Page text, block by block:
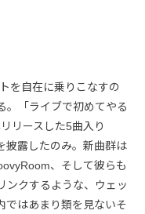
を自在に乗りこなすの
。「ライブで初めてやる
リースした5曲入り
披露したのみ。新曲群は
、そして彼らも
ンクするような、ウェッ
ではあまり類を見ないそ